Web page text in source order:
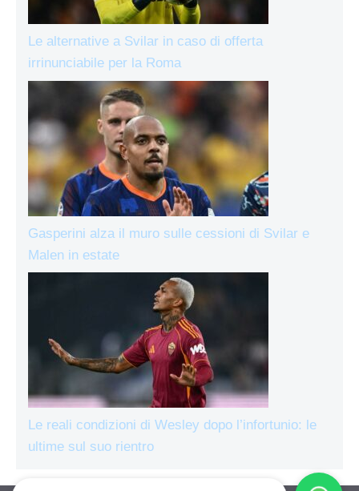
Le alternative a Svilar in caso di offerta
irrinunciabile per la Roma
Gasperini alza il muro sulle cessioni di Svilar e
Malen in estate
Le reali condizioni di Wesley dopo l’infortunio: le
ultime sul suo rientro